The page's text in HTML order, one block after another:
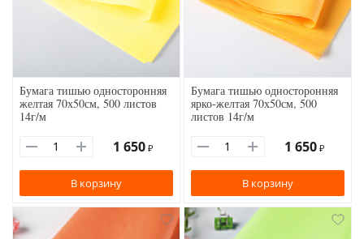
Бумага тишью односторонняя
желтая 70х50см, 500 листов
14г/м
1 650 ₽
В корзину
Бумага тишью односторонняя
ярко-желтая 70х50см, 500
листов 14г/м
1 650 ₽
В корзину